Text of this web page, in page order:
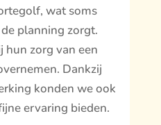
wat soms
planning zorgt.
hun zorg van een
Dankzij
konden we ook
ervaring bieden.